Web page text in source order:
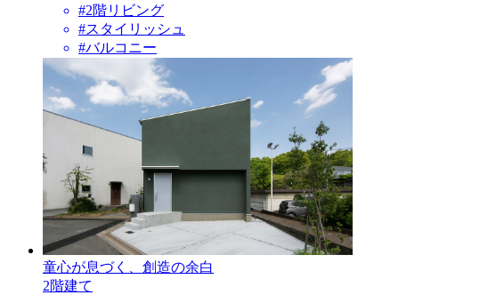
#2階リビング
#スタイリッシュ
#バルコニー
童心が息づく、創造の余白
2階建て